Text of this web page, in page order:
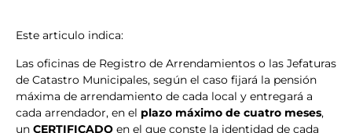
Este articulo indica:
Las oficinas de Registro de Arrendamientos o las Jefaturas
de Catastro Municipales, según el caso fijará la pensión
máxima de arrendamiento de cada local y entregará a
cada arrendador, en el plazo máximo de cuatro meses,
un CERTIFICADO en el que conste la identidad de cada